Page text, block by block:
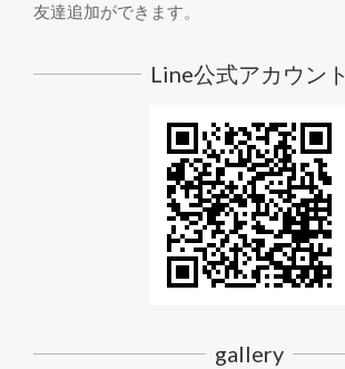
友達追加ができます。
Line公式アカウント
gallery